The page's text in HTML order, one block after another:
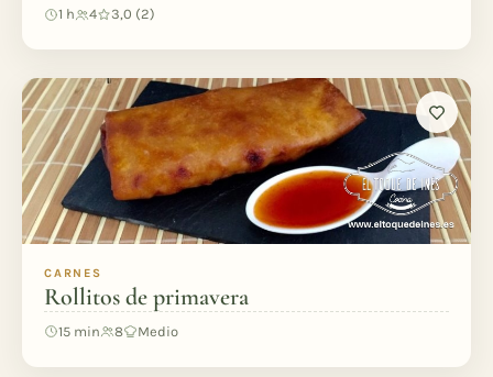
1 h 4 3,0 (2)
CARNES
Rollitos de primavera
15 min 8 Medio